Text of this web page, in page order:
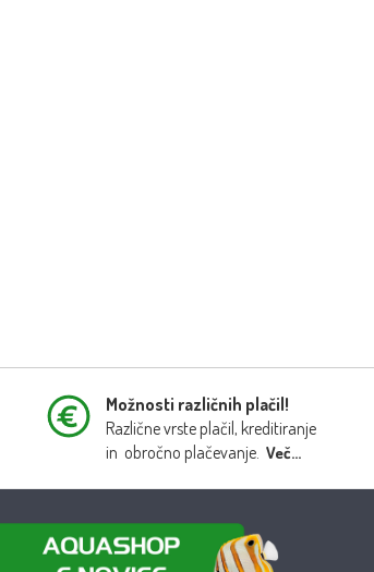
Možnosti različnih plačil!
Različne vrste plačil, kreditiranje
in obročno plačevanje. Več...